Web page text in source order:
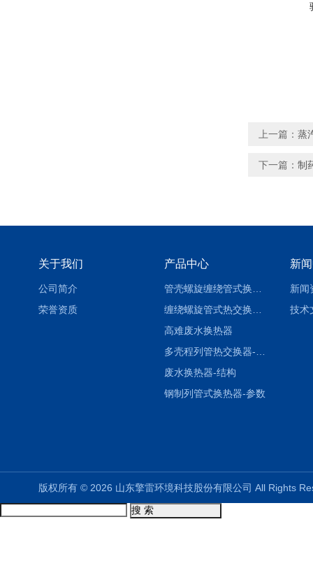
上一篇： 蒸
下一篇： 制
关于我们
公司简介
荣誉资质
产品中心
高难废水换热器
废水换热器-结构
钢制列管式换热器-参数
新
新闻
技术
版权所有 © 2026 山东擎雷环境科技股份有限公司 All